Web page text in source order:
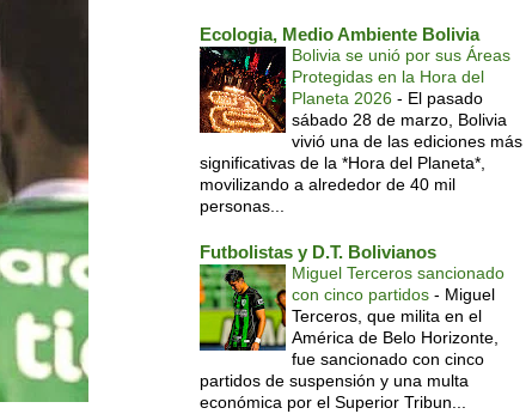
Ecologia, Medio Ambiente Bolivia
Bolivia se unió por sus Áreas
Protegidas en la Hora del
Planeta 2026 - El pasado
sábado 28 de marzo, Bolivia
vivió una de las ediciones más
significativas de la *Hora del Planeta*,
movilizando a alrededor de 40 mil
personas...
Futbolistas y D.T. Bolivianos
Miguel Terceros sancionado
con cinco partidos - Miguel
Terceros, que milita en el
América de Belo Horizonte,
fue sancionado con cinco
partidos de suspensión y una multa
económica por el Superior Tribun...